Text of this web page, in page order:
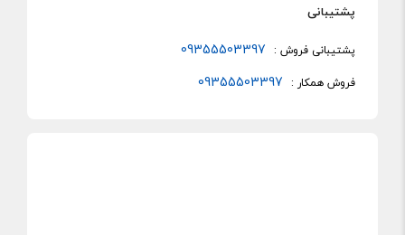
پشتیبانی
پشتیبانی فروش : 09355503397
فروش همکار : 09355503397